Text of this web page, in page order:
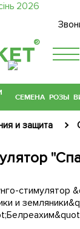
®
СЕМЕНА РОЗЫ
и защита